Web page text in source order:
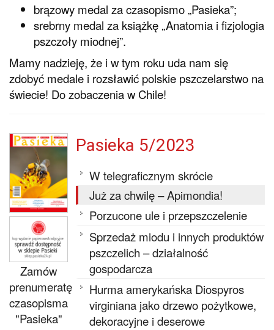
brązowy medal za czasopismo „Pasieka”;
srebrny medal za książkę „Anatomia i fizjologia
pszczoły miodnej”.
Mamy nadzieję, że i w tym roku uda nam się
zdobyć medale i rozsławić polskie pszczelarstwo na
świecie! Do zobaczenia w Chile!
Zamów
prenumeratę
czasopisma
"Pasieka"
Pasieka 5/2023
W telegraficznym skrócie
Już za chwilę – Apimondia!
Porzucone ule i przepszczelenie
Sprzedaż miodu i innych produktów
pszczelich – działalność
gospodarcza
Hurma amerykańska Diospyros
virginiana jako drzewo pożytkowe,
dekoracyjne i deserowe